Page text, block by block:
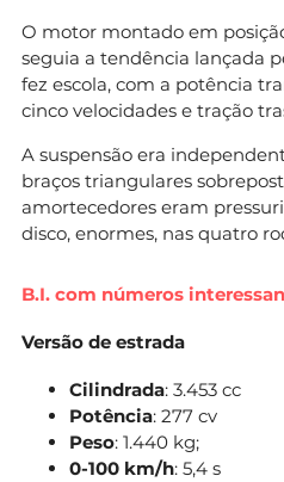
O motor montado em
seguia a tendência lançada
fez escola, com a potência
cinco velocidades e tração
A suspensão era
braços triangulares
amortecedores eram
disco, enormes, nas quatro
B.I. com números
Versão de estrada
Cilindrada: 3.453 cc
Potência: 277 cv
Peso: 1.440 kg;
0-100 km/h: 5,4 s